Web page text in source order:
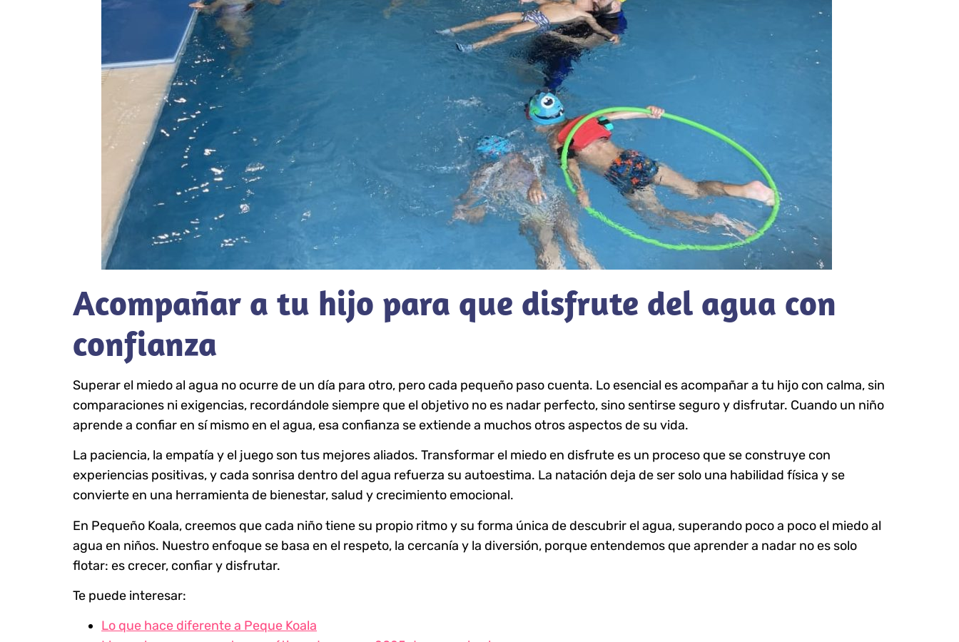
Acompañar a tu hijo para que disfrute del agua con
confianza
Superar el miedo al agua no ocurre de un día para otro, pero cada pequeño paso cuenta. Lo esencial es acompañar a tu hijo con calma, sin
comparaciones ni exigencias, recordándole siempre que el objetivo no es nadar perfecto, sino sentirse seguro y disfrutar. Cuando un niño
aprende a confiar en sí mismo en el agua, esa confianza se extiende a muchos otros aspectos de su vida.
La paciencia, la empatía y el juego son tus mejores aliados. Transformar el miedo en disfrute es un proceso que se construye con
experiencias positivas, y cada sonrisa dentro del agua refuerza su autoestima. La natación deja de ser solo una habilidad física y se
convierte en una herramienta de bienestar, salud y crecimiento emocional.
En Pequeño Koala, creemos que cada niño tiene su propio ritmo y su forma única de descubrir el agua, superando poco a poco el miedo al
agua en niños. Nuestro enfoque se basa en el respeto, la cercanía y la diversión, porque entendemos que aprender a nadar no es solo
flotar: es crecer, confiar y disfrutar.
Te puede interesar:
Lo que hace diferente a Peque Koala